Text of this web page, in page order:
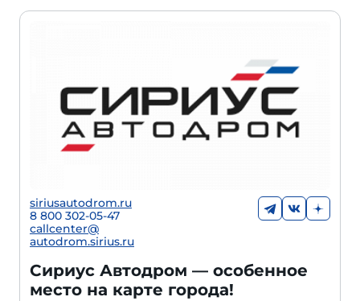
siriusautodrom.ru
8 800 302-05-47
callcenter@
autodrom.sirius.ru
Сириус Автодром — особенное
место на карте города!